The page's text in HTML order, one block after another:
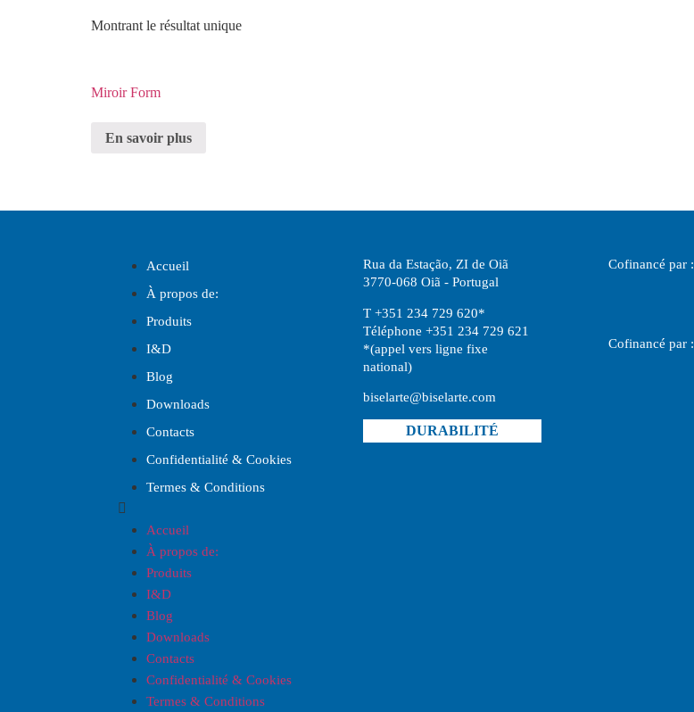
Montrant le résultat unique
Miroir Form
En savoir plus
Accueil
À propos de:
Produits
I&D
Blog
Downloads
Contacts
Confidentialité & Cookies
Termes & Conditions
Accueil
À propos de:
Produits
I&D
Blog
Downloads
Contacts
Confidentialité & Cookies
Termes & Conditions
Rua da Estação, ZI de Oiã
3770-068 Oiã - Portugal
T +351 234 729 620*
Téléphone +351 234 729 621
*(appel vers ligne fixe
national)
biselarte@biselarte.com
DURABILITÉ
Cofinancé par :
Cofinancé par :